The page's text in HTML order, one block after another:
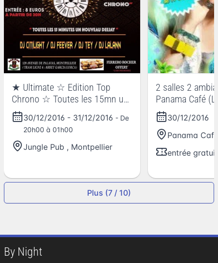
★ Ultimate ☆ Edition Top
Chrono ☆ Toutes les 15mn un
nouveau Dj
30/12/2016 - 31/12/2016 - De
20h00 à 01h00
Jungle Pub , Montpellier
2 salles 2
Panama Café
30/12/2016
Panama Café
entrée
Plus (7 / 10)
By Night